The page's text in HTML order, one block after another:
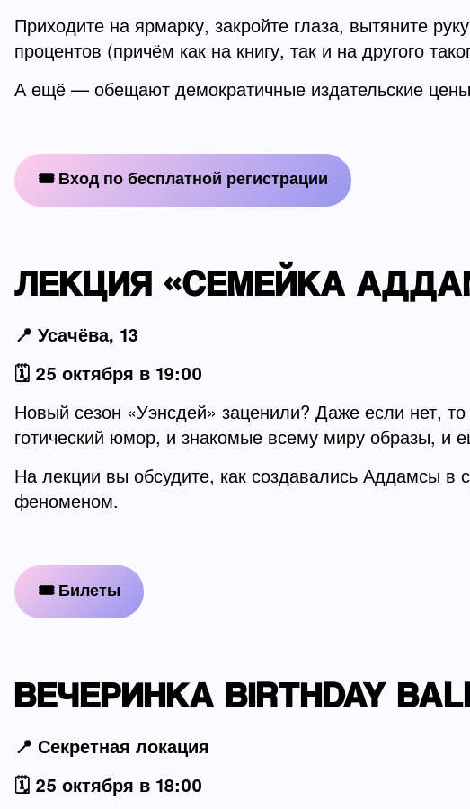
Приходите на ярмарку, закройте глаза, вытяните
процентов (причём как на книгу, так и на другого
А ещё — обещают демократичные издательские
🎟 Вход по бесплатной регистрации
ЛЕКЦИЯ «СЕМЕЙКА
📍 Усачёва, 13
🗓️ 25 октября в 19:00
Новый сезон «Уэнсдей» заценили? Даже если нет,
готический юмор, и знакомые всему миру образы, и
На лекции вы обсудите, как создавались Аддамсы в
феноменом.
🎟 Билеты
ВЕЧЕРИНКА BIRTHDAY
📍 Секретная локация
🗓️ 25 октября в 18:00